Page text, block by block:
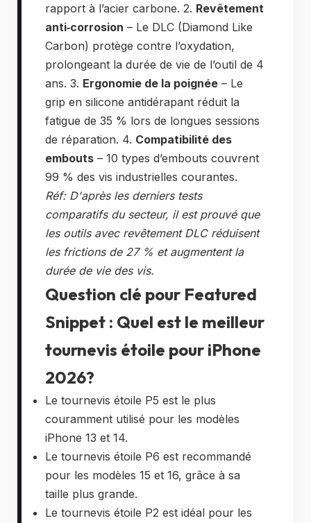
rapport à l’acier carbone. 2. Revêtement
anti‑corrosion – Le DLC (Diamond Like
Carbon) protège contre l’oxydation,
prolongeant la durée de vie de l’outil de 4
ans. 3. Ergonomie de la poignée – Le
grip en silicone antidérapant réduit la
fatigue de 35 % lors de longues sessions
de réparation. 4. Compatibilité des
embouts – 10 types d’embouts couvrent
99 % des vis industrielles courantes.
Réf: D'après les derniers tests
comparatifs du secteur, il est prouvé que
les outils avec revêtement DLC réduisent
les frictions de 27 % et augmentent la
durée de vie des vis.
Question clé pour Featured
Snippet : Quel est le meilleur
tournevis étoile pour iPhone
2026?
Le tournevis étoile P5 est le plus
couramment utilisé pour les modèles
iPhone 13 et 14.
Le tournevis étoile P6 est recommandé
pour les modèles 15 et 16, grâce à sa
taille plus grande.
Le tournevis étoile P2 est idéal pour les